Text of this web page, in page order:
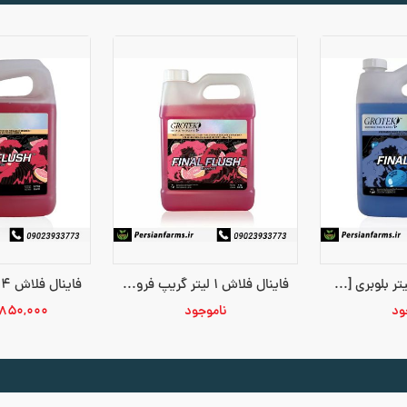
فاینال فلاش 4 لیتر بلوبری [FINAL FLUSH 4 LITR] فاینال فلاش 1 لیتر گریپ فروت [FINAL FLUSH 1 LITR]
ناموجود